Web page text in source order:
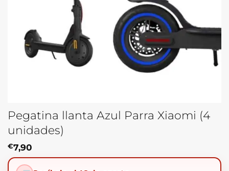
Pegatina llanta Azul Parra Xiaomi (4
unidades)
€7,90